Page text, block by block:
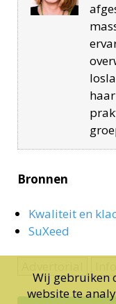
Bronnen
Kwaliteit en
SuXeed
Wij gebruiken
website te